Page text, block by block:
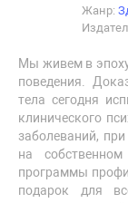
Жанр:
Мы живем в
поведения.
тела сегодня
клинического
заболеваний,
на
программы
подарок для